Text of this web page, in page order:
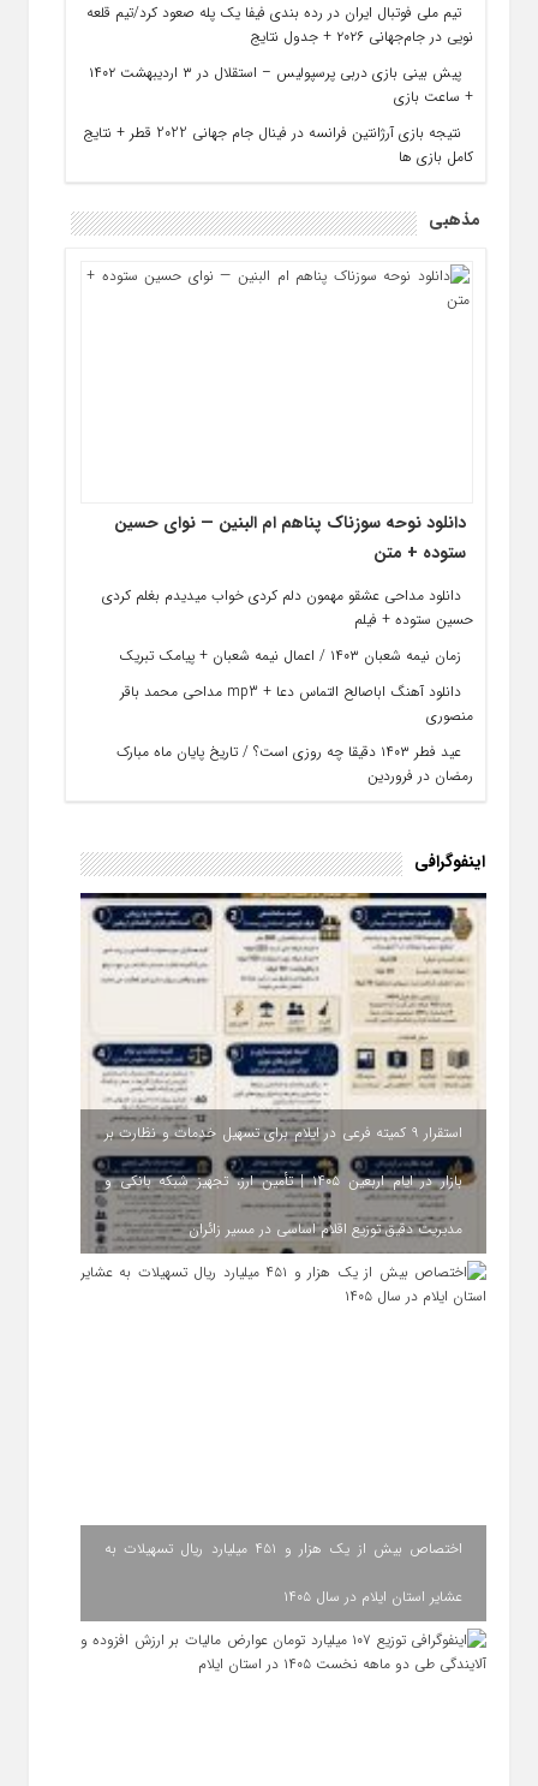
تیم ملی فوتبال ایران در رده بندی فیفا یک پله صعود کرد/تیم قلعه
نویی در جام‌جهانی ۲۰۲۶ + جدول نتایج
پیش بینی بازی دربی پرسپولیس – استقلال در ۳ اردیبهشت ۱۴۰۲
+ ساعت بازی
نتیجه بازی آرژانتین فرانسه در فینال جام جهانی 2022 قطر + نتایج
کامل بازی ها
مذهبی
دانلود نوحه سوزناک پناهم ام‌ البنین — نوای حسین
ستوده + متن
دانلود مداحی عشقو مهمون دلم کردی خواب میدیدم بغلم کردی
حسین ستوده + فیلم
زمان نیمه شعبان ۱۴۰۳ / اعمال نیمه شعبان + پیامک تبریک
دانلود آهنگ اباصالح التماس دعا + mp3 مداحی محمد باقر
منصوری
عید فطر ۱۴۰۳ دقیقا چه روزی است؟ / تاریخ پایان ماه مبارک
رمضان در فروردین
اینفوگرافی
استقرار ۹ کمیته فرعی در ایلام برای تسهیل خدمات و نظارت بر
بازار در ایام اربعین ۱۴۰۵ | تأمین ارز، تجهیز شبکه بانکی و
مدیریت دقیق توزیع اقلام اساسی در مسیر زائران
اختصاص بیش از یک هزار و ۴۵۱ میلیارد ریال تسهیلات به
عشایر استان ایلام در سال ۱۴۰۵